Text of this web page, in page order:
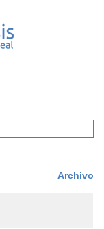
Archivo